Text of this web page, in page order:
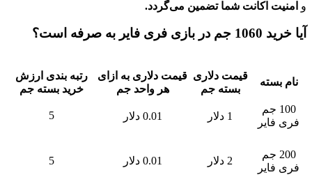
اکانت شما تضمین می‌گردد.
قیمت دلاری
بسته جم
قیمت دلاری به ازای
هر واحد جم
رتبه بندی ارزش
خرید بسته جم
1 دلار
2 دلار